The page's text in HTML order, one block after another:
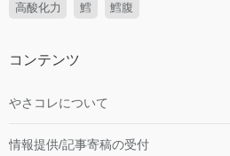
高酸化力 鱈 鱈腹
コンテンツ
やさコレについて
情報提供/記事寄稿の受付